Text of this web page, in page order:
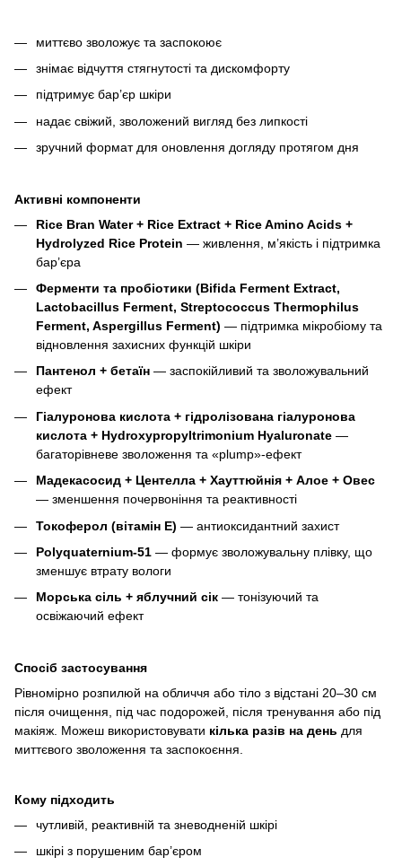
миттєво зволожує та заспокоює
знімає відчуття стягнутості та дискомфорту
підтримує бар’єр шкіри
надає свіжий, зволожений вигляд без липкості
зручний формат для оновлення догляду протягом дня
Активні компоненти
Rice Bran Water + Rice Extract + Rice Amino Acids +
Hydrolyzed Rice Protein — живлення, м’якість і підтримка
бар’єра
Ферменти та пробіотики (Bifida Ferment Extract,
Lactobacillus Ferment, Streptococcus Thermophilus
Ferment, Aspergillus Ferment) — підтримка мікробіому та
відновлення захисних функцій шкіри
Пантенол + бетаїн — заспокійливий та зволожувальний
ефект
Гіалуронова кислота + гідролізована гіалуронова
кислота + Hydroxypropyltrimonium Hyaluronate —
багаторівневе зволоження та «plump»-ефект
Мадекасосид + Центелла + Хауттюйнія + Алое + Овес
— зменшення почервоніння та реактивності
Токоферол (вітамін E) — антиоксидантний захист
Polyquaternium-51 — формує зволожувальну плівку, що
зменшує втрату вологи
Морська сіль + яблучний сік — тонізуючий та
освіжаючий ефект
Спосіб застосування
Рівномірно розпилюй на обличчя або тіло з відстані 20–30 см
після очищення, під час подорожей, після тренування або під
макіяж. Можеш використовувати кілька разів на день для
миттєвого зволоження та заспокоєння.
Кому підходить
чутливій, реактивній та зневодненій шкірі
шкірі з порушеним бар’єром